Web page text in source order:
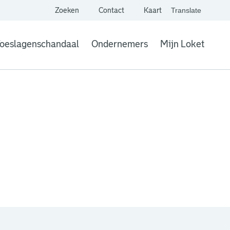
Zoeken Contact Kaart
. Link opent een
Translate
website,
Vertaal
Ondernemers Mijn Loket
. Link opent een